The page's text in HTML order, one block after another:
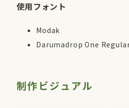
使用フォント
Modak
Darumadrop One
制作ビジュアル